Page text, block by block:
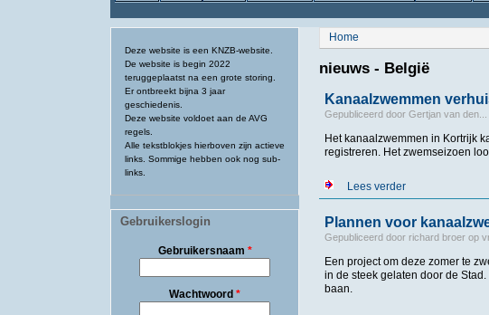
Deze website is een KNZB-website.
De website is begin 2022
teruggeplaatst na een grote storing.
Er ontbreekt bijna 3 jaar
geschiedenis.
Deze website voldoet aan de AVG
regels.
Alle tekstblokjes hierboven zijn actieve
links. Sommige hebben ook nog sub-
links.
Gebruikerslogin
Gebruikersnaam *
Wachtwoord *
U bent hier
Home
nieuws - België
Kanaalzwemmen
Gepubliceerd door Gertjan van den...
Het kanaalzwemmen in Kortrijk
registreren. Het zwemseizoen
Lees verderover
Plannen voor
Gepubliceerd door richard broerop
Een project om deze zomer te
in de steek gelaten door de
baan.